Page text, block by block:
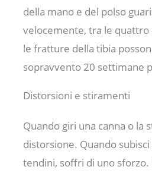
della mano e del polso
velocemente, tra le quattro
le fratture della tibia
sopravvento 20 settimane
Distorsioni e stiramenti
Quando giri una canna o la
distorsione. Quando
tendini, soffri di uno